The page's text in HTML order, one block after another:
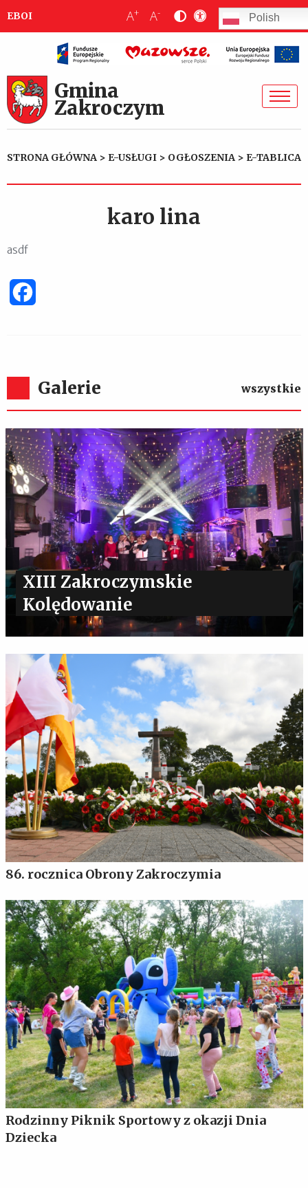
EBOI A+ A- Polish
Gmina
Zakroczym
STRONA GŁÓWNA > E-USŁUGI > OGŁOSZENIA > E-TABLICA
karo lina
asdf
Galerie wszystkie
XIII Zakroczymskie
Kolędowanie
86. rocznica Obrony Zakroczymia
Rodzinny Piknik Sportowy z okazji Dnia
Dziecka